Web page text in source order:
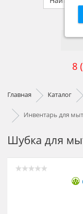
8
Главная Каталог
Инвентарь для
Шубка для